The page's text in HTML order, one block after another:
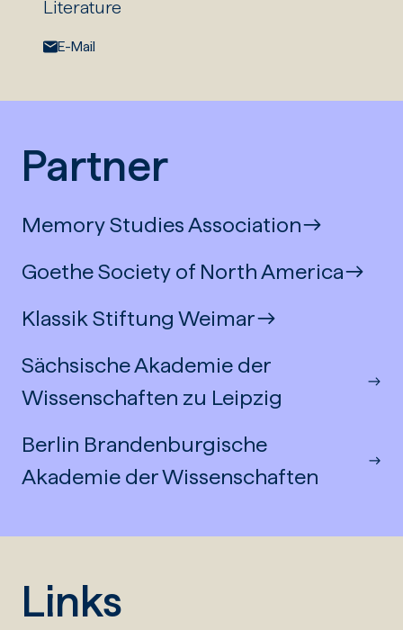
Literature
E-Mail:
E-Mail
Partner
Memory Studies Association
Goethe Society of North America
Klassik Stiftung Weimar
Sächsische Akademie der
Wissenschaften zu Leipzig
Berlin Brandenburgische
Akademie der Wissenschaften
Links